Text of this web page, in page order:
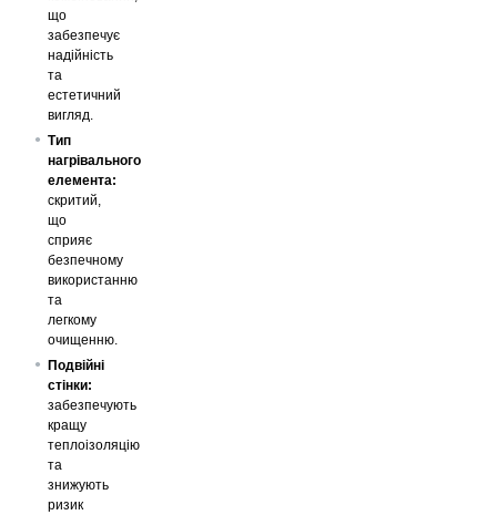
що
забезпечує
надійність
та
естетичний
вигляд.
Тип
нагрівального
елемента:
скритий,
що
сприяє
безпечному
використанню
та
легкому
очищенню.
Подвійні
стінки:
забезпечують
кращу
теплоізоляцію
та
знижують
ризик